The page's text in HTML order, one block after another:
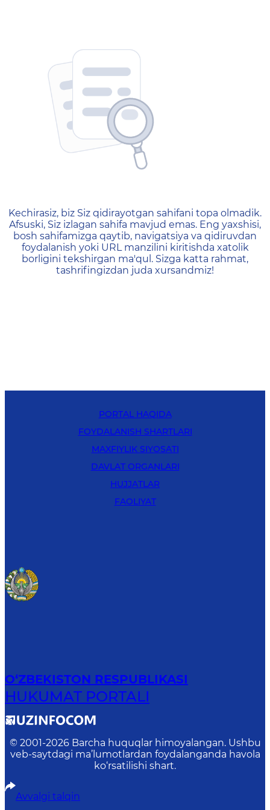
404 — Страница не
Kechirasiz, biz Siz qidirayotgan sahifani topa olmadik.
Afsuski, Siz izlagan sahifa mavjud emas. Eng yaxshisi,
bosh sahifamizga qaytib, navigatsiya va qidiruvdan
foydalanish yoki URL manzilini kiritishda xatolik
borligini tekshirgan ma'qul. Sizga katta rahmat,
tashrifingizdan juda xursandmiz!
PORTAL HAQIDA
FOYDALANISH SHARTLARI
MAXFIYLIK SIYOSATI
DAVLAT ORGANLARI
HUJJATLAR
FAOLIYAT
O‘ZBEKISTON RESPUBLIKASI
HUKUMAT PORTALI
© 2001-2026 Barcha huquqlar himoyalangan. Ushbu
veb-saytdagi ma’lumotlardan foydalanganda havola
ko‘rsatilishi shart.
Avvalgi talqin